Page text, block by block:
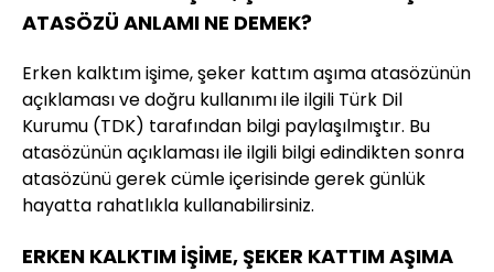
ATASÖZÜ ANLAMI NE DEMEK?
Erken kalktım işime, şeker kattım aşıma atasözünün
açıklaması ve doğru kullanımı ile ilgili Türk Dil
Kurumu (TDK) tarafından bilgi paylaşılmıştır. Bu
atasözünün açıklaması ile ilgili bilgi edindikten sonra
atasözünü gerek cümle içerisinde gerek günlük
hayatta rahatlıkla kullanabilirsiniz.
ERKEN KALKTIM İŞİME, ŞEKER KATTIM AŞIMA